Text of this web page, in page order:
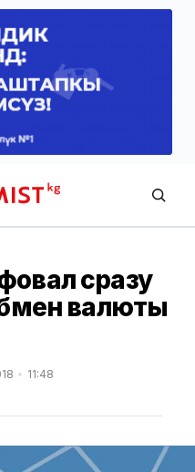
сразу
валюты
11:48